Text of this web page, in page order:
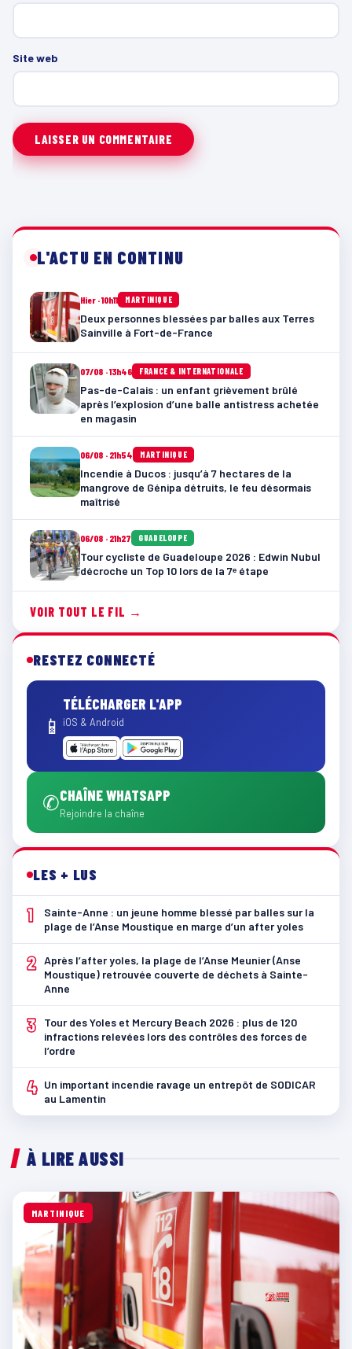
Site web
L'ACTU EN CONTINU
Hier · 10h11 MARTINIQUE
Deux personnes blessées par balles aux Terres
Sainville à Fort-de-France
07/08 · 13h46 FRANCE & INTERNATIONALE
Pas-de-Calais : un enfant grièvement brûlé
après l’explosion d’une balle antistress achetée
en magasin
06/08 · 21h54 MARTINIQUE
Incendie à Ducos : jusqu’à 7 hectares de la
mangrove de Génipa détruits, le feu désormais
maîtrisé
06/08 · 21h27 GUADELOUPE
Tour cycliste de Guadeloupe 2026 : Edwin Nubul
décroche un Top 10 lors de la 7ᵉ étape
VOIR TOUT LE FIL →
RESTEZ CONNECTÉ
📱
TÉLÉCHARGER L'APP
iOS & Android
✆CHAÎNE WHATSAPP
Rejoindre la chaîne
LES + LUS
1
Sainte-Anne : un jeune homme blessé par balles sur la
plage de l’Anse Moustique en marge d’un after yoles
2 Après l’after yoles, la plage de l’Anse Meunier (Anse
Moustique) retrouvée couverte de déchets à Sainte-
Anne
3
Tour des Yoles et Mercury Beach 2026 : plus de 120
infractions relevées lors des contrôles des forces de
l’ordre
4 Un important incendie ravage un entrepôt de SODICAR
au Lamentin
À LIRE AUSSI
MARTINIQUE